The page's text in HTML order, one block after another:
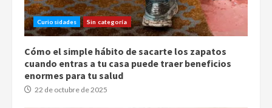
Curiosidades Sin categoría
Cómo el simple hábito de sacarte los zapatos
cuando entras a tu casa puede traer beneficios
enormes para tu salud
22 de octubre de 2025